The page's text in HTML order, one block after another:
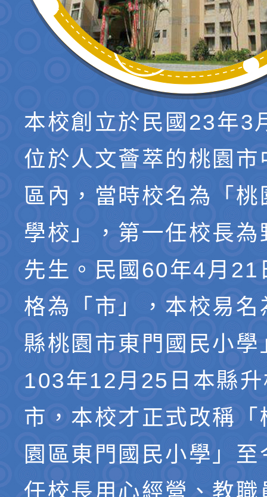
本校創立於民國23年3
位於人文薈萃的桃園市
區內，當時校名為「桃
學校」，第一任校長為
先生。民國60年4月21
格為「市」，本校易名
縣桃園市東門國民小學
103年12月25日本縣
市，本校才正式改稱「
園區東門國民小學」
任校長用心經營、教職